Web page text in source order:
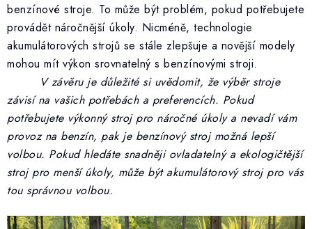
benzínové stroje. To může být problém, pokud potřebujete
provádět náročnější úkoly. Nicméně, technologie
akumulátorových strojů se stále zlepšuje a novější modely
mohou mít výkon srovnatelný s benzínovými stroji.
V závěru je důležité si uvědomit, že výběr stroje
závisí na vašich potřebách a preferencích. Pokud
potřebujete výkonný stroj pro náročné úkoly a nevadí vám
provoz na benzín, pak je benzínový stroj možná lepší
volbou. Pokud hledáte snadněji ovladatelný a ekologičtější
stroj pro menší úkoly, může být akumulátorový stroj pro vás
tou správnou volbou.